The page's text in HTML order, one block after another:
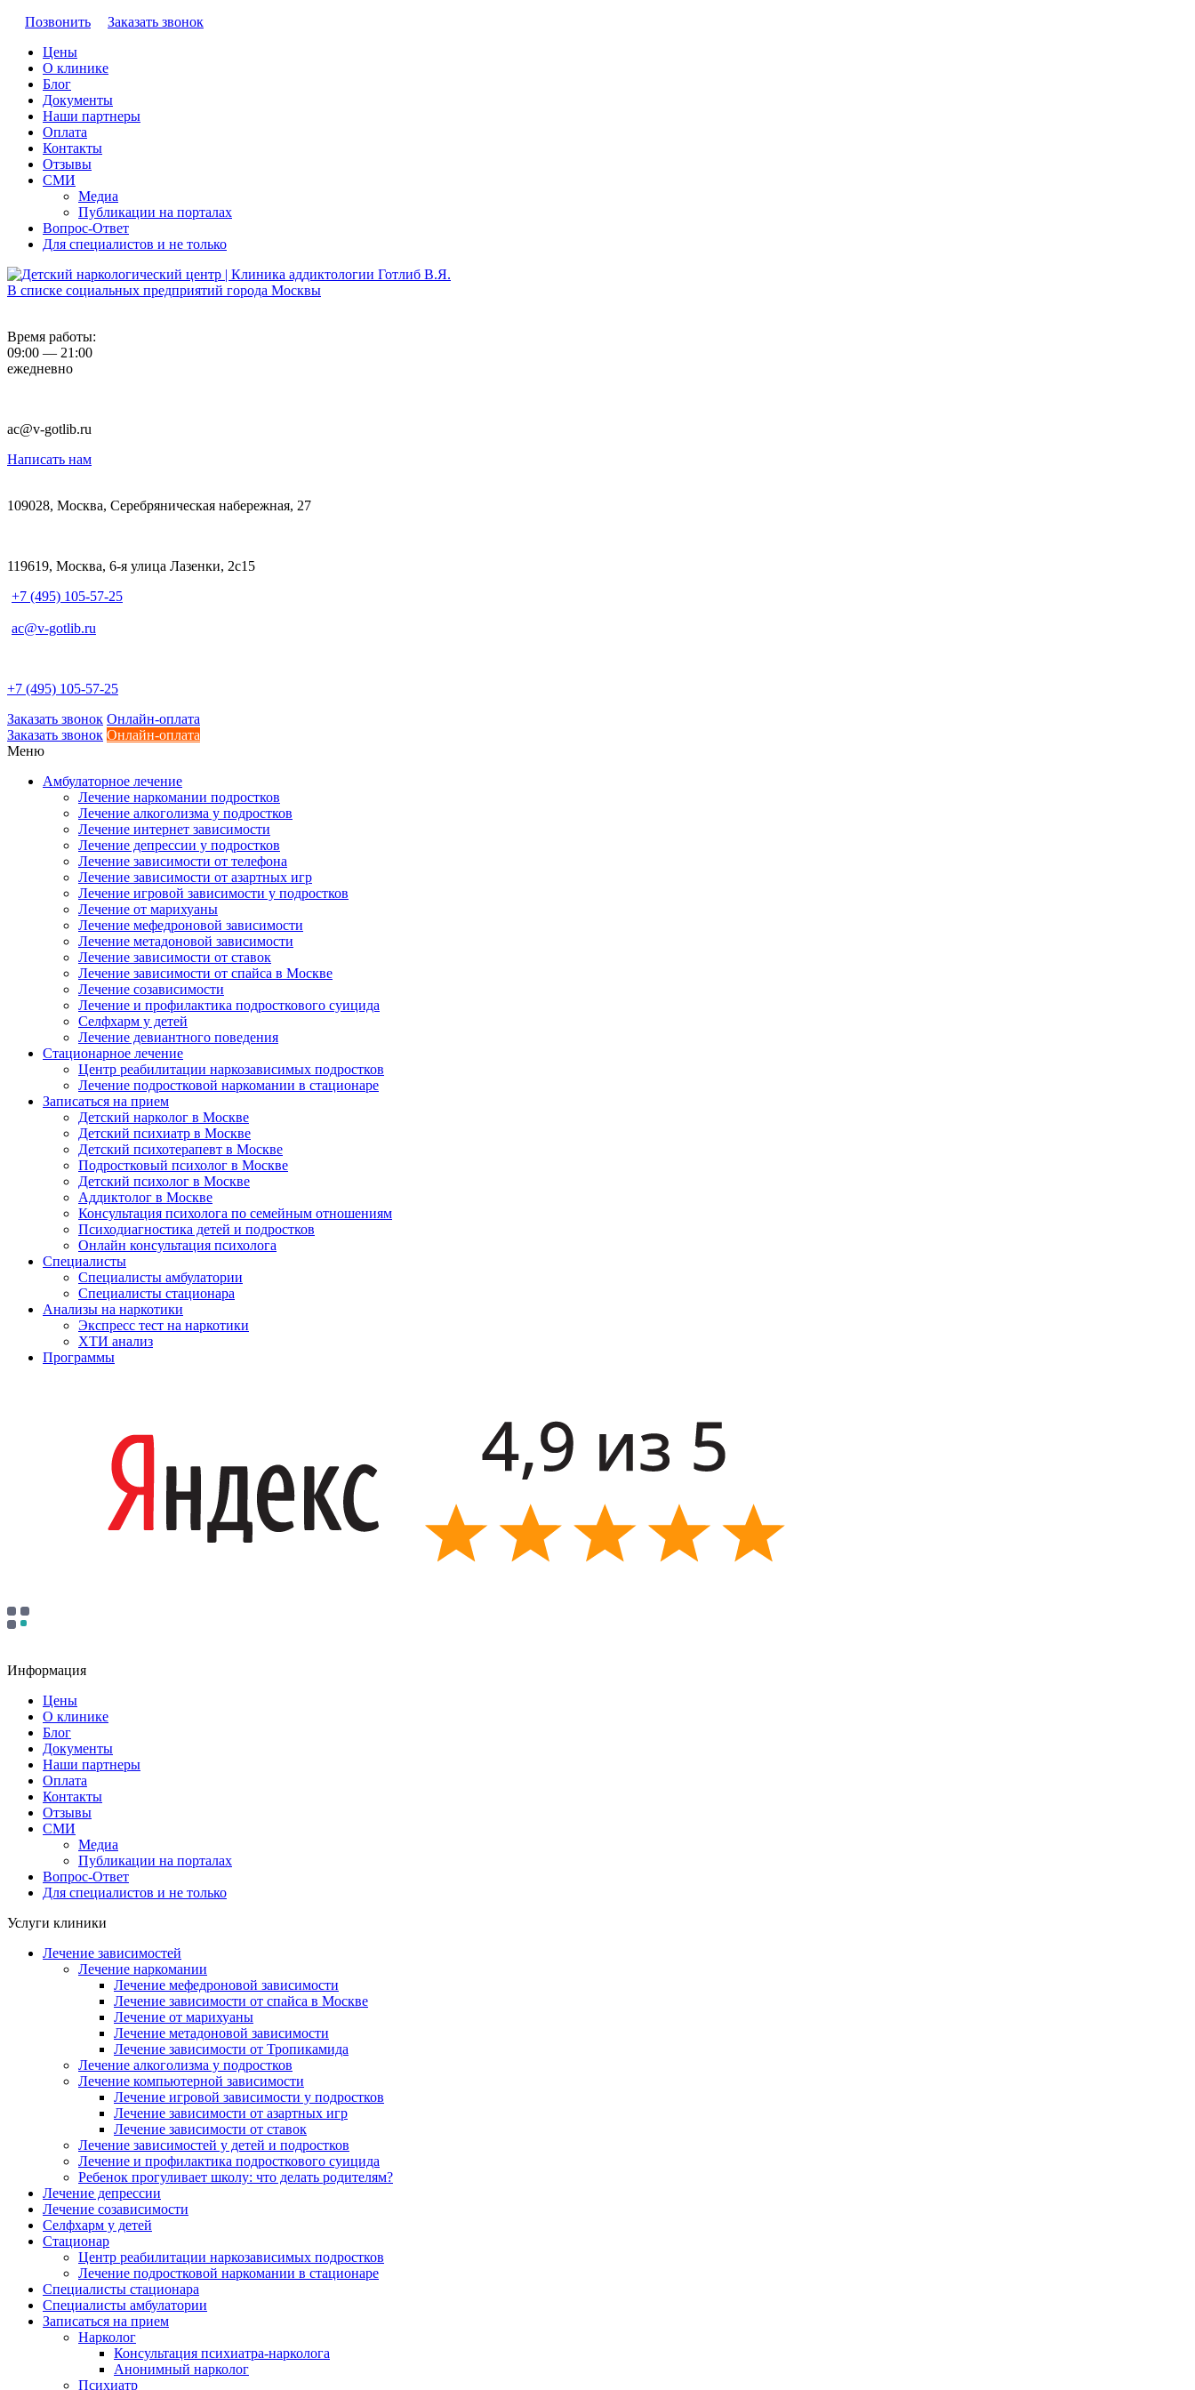
Позвонить
Заказать звонок
Цены
О клинике
Блог
Документы
Наши партнеры
Оплата
Контакты
Отзывы
СМИ
Медиа
Публикации на порталах
Вопрос-Ответ
Для специалистов и не только
В списке социальных предприятий города Москвы
Время работы:
09:00 — 21:00
ежедневно
ac@v-gotlib.ru
Написать нам
109028, Москва, Серебряническая набережная, 27
119619, Москва, 6-я улица Лазенки, 2с15
+7 (495) 105-57-25
ac@v-gotlib.ru
+7 (495) 105-57-25
Заказать звонок Онлайн-оплата
Заказать звонок Онлайн-оплата
Меню
Амбулаторное лечение
Лечение наркомании подростков
Лечение алкоголизма у подростков
Лечение интернет зависимости
Лечение депрессии у подростков
Лечение зависимости от телефона
Лечение зависимости от азартных игр
Лечение игровой зависимости у подростков
Лечение от марихуаны
Лечение мефедроновой зависимости
Лечение метадоновой зависимости
Лечение зависимости от ставок
Лечение зависимости от спайса в Москве
Лечение созависимости
Лечение и профилактика подросткового суицида
Селфхарм у детей
Лечение девиантного поведения
Стационарное лечение
Центр реабилитации наркозависимых подростков
Лечение подростковой наркомании в стационаре
Записаться на прием
Детский нарколог в Москве
Детский психиатр в Москве
Детский психотерапевт в Москве
Подростковый психолог в Москве
Детский психолог в Москве
Аддиктолог в Москве
Консультация психолога по семейным отношениям
Психодиагностика детей и подростков
Онлайн консультация психолога
Специалисты
Специалисты амбулатории
Специалисты стационара
Анализы на наркотики
Экспресс тест на наркотики
ХТИ анализ
Программы
Информация
Цены
О клинике
Блог
Документы
Наши партнеры
Оплата
Контакты
Отзывы
СМИ
Медиа
Публикации на порталах
Вопрос-Ответ
Для специалистов и не только
Услуги клиники
Лечение зависимостей
Лечение наркомании
Лечение мефедроновой зависимости
Лечение зависимости от спайса в Москве
Лечение от марихуаны
Лечение метадоновой зависимости
Лечение зависимости от Тропикамида
Лечение алкоголизма у подростков
Лечение компьютерной зависимости
Лечение игровой зависимости у подростков
Лечение зависимости от азартных игр
Лечение зависимости от ставок
Лечение зависимостей у детей и подростков
Лечение и профилактика подросткового суицида
Ребенок прогуливает школу: что делать родителям?
Лечение депрессии
Лечение созависимости
Селфхарм у детей
Стационар
Центр реабилитации наркозависимых подростков
Лечение подростковой наркомании в стационаре
Специалисты стационара
Специалисты амбулатории
Записаться на прием
Нарколог
Консультация психиатра-нарколога
Анонимный нарколог
Психиатр